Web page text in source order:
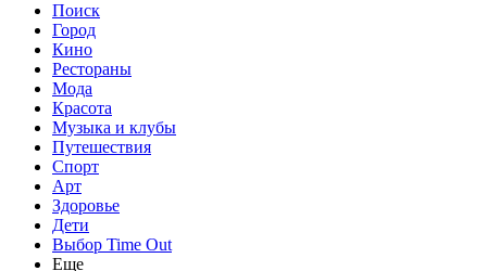
Поиск
Город
Кино
Рестораны
Мода
Красота
Музыка и клубы
Путешествия
Спорт
Арт
Здоровье
Дети
Выбор Time Out
Еще